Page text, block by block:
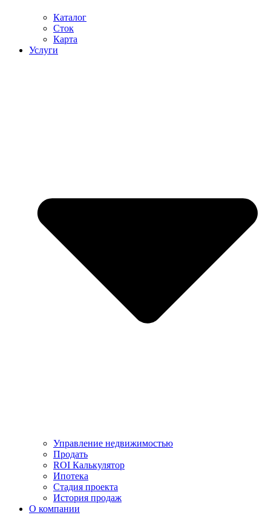
Каталог
Сток
Карта
Услуги
Управление недвижимостью
Продать
ROI Калькулятор
Ипотека
Стадия проекта
История продаж
О компании